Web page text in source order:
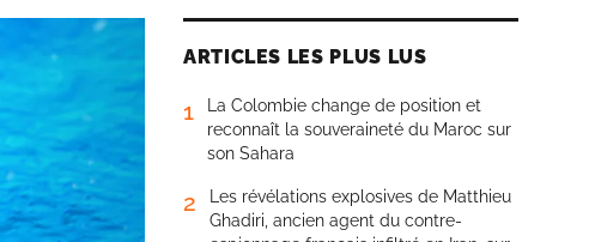
ARTICLES LES PLUS LUS
1
La Colombie change de position et
reconnaît la souveraineté du Maroc sur
son Sahara
2
Les révélations explosives de Matthieu
Ghadiri, ancien agent du contre-